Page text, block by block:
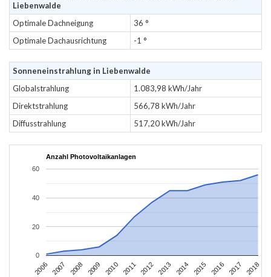
Liebenwalde
Optimale Dachneigung
36 °
Optimale Dachausrichtung
-1 °
Sonneneinstrahlung in Liebenwalde
Globalstrahlung
1.083,98 kWh/Jahr
Direktstrahlung
566,78 kWh/Jahr
Diffusstrahlung
517,20 kWh/Jahr
Anzahl Photovoltaikanlagen
2006 2007 2008 2009 2010 2011 2012 2013 2014 2015 2016 2017 2018
0
20
40
60